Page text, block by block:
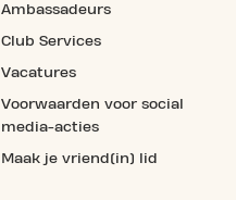
Ambassadeurs
Club Services
Vacatures
Voorwaarden voor social
media-acties
Maak je vriend(in) lid